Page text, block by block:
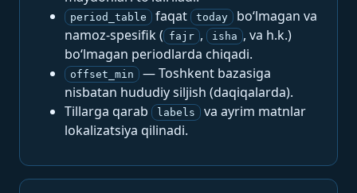
period_table faqat today
bo‘lmagan va
namoz-spesifik ( fajr , isha , va h.k.)
bo‘lmagan periodlarda chiqadi.
offset_min
— Toshkent bazasiga
nisbatan hududiy siljish (daqiqalarda).
Tillarga qarab
labels
va ayrim matnlar
lokalizatsiya qilinadi.